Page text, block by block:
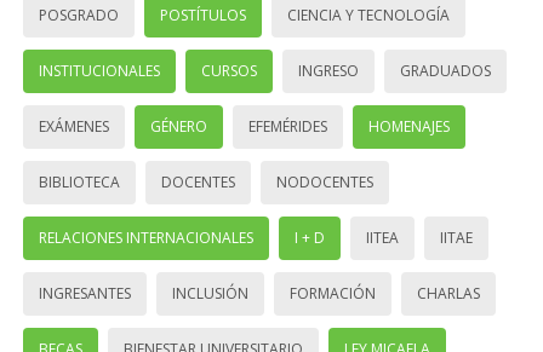
POSGRADO POSTÍTULOS CIENCIA Y TECNOLOGÍA
INSTITUCIONALES CURSOS INGRESO GRADUADOS
EXÁMENES GÉNERO EFEMÉRIDES HOMENAJES
BIBLIOTECA DOCENTES NODOCENTES
RELACIONES INTERNACIONALES I + D IITEA IITAE
INGRESANTES INCLUSIÓN FORMACIÓN CHARLAS